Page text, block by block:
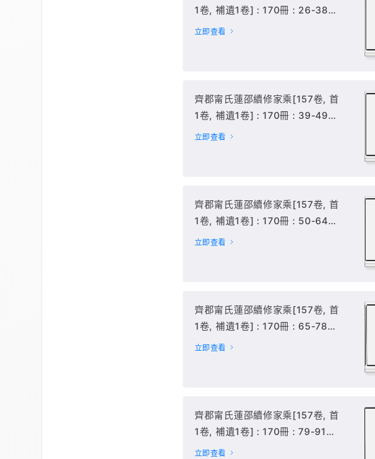
1卷, 補遺1卷] : 170冊 : 26-38冊
(卷24-36),
立即查看
齊郡甯氏蓮邵續修家乘[157卷, 首
1卷, 補遺1卷] : 170冊 : 39-49冊
(卷37-47上),
立即查看
齊郡甯氏蓮邵續修家乘[157卷, 首
1卷, 補遺1卷] : 170冊 : 50-64冊
(卷47下-59),
立即查看
齊郡甯氏蓮邵續修家乘[157卷, 首
1卷, 補遺1卷] : 170冊 : 65-78冊
(卷60-73),
立即查看
齊郡甯氏蓮邵續修家乘[157卷, 首
1卷, 補遺1卷] : 170冊 : 79-91冊
(卷74-86),
立即查看